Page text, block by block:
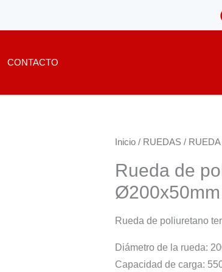
CONTACTO
Inicio / RUEDAS /
Rueda de
Ø200x50mm
Rueda de poliuretano
Diámetro de la rueda:
Capacidad de carga: